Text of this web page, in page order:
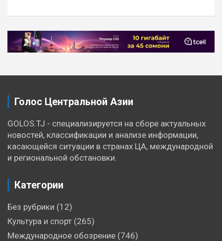
Голос Центральной Азии
GOLOS.TJ - специализируется на сборе актуальных
новостей, классификации и анализе информации,
касающейся ситуации в странах ЦА, международной
и региональной обстановки.
Категории
Без рубрики (12)
Культура и спорт (265)
Международное обозрение (746)